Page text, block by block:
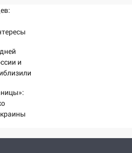
до прогулки с
в Ульяновской
компании» будут
48,4 млн рублей
пострадали
и
аварий в
и